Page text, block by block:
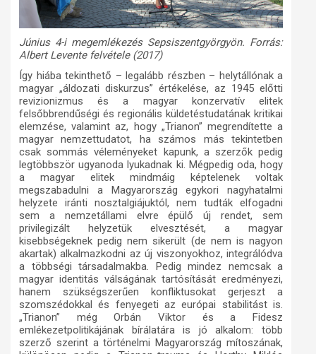
Június 4-i megemlékezés Sepsiszentgyörgyön. Forrás:
Albert Levente felvétele (2017)
Így hiába tekinthető – legalább részben – helytállónak a
magyar „áldozati diskurzus” értékelése, az 1945 előtti
revizionizmus és a magyar konzervatív elitek
felsőbbrendűségi és regionális küldetéstudatának kritikai
elemzése, valamint az, hogy „Trianon” megrendítette a
magyar nemzettudatot, ha számos más tekintetben
csak sommás véleményeket kapunk, a szerzők pedig
legtöbbször ugyanoda lyukadnak ki. Mégpedig oda, hogy
a magyar elitek mindmáig képtelenek voltak
megszabadulni a Magyarország egykori nagyhatalmi
helyzete iránti nosztalgiájuktól, nem tudták elfogadni
sem a nemzetállami elvre épülő új rendet, sem
privilegizált helyzetük elvesztését, a magyar
kisebbségeknek pedig nem sikerült (de nem is nagyon
akartak) alkalmazkodni az új viszonyokhoz, integrálódva
a többségi társadalmakba. Pedig mindez nemcsak a
magyar identitás válságának tartósítását eredményezi,
hanem szükségszerűen konfliktusokat gerjeszt a
szomszédokkal és fenyegeti az európai stabilitást is.
„Trianon” még Orbán Viktor és a Fidesz
emlékezetpolitikájának bírálatára is jó alkalom: több
szerző szerint a történelmi Magyarország mítoszának,